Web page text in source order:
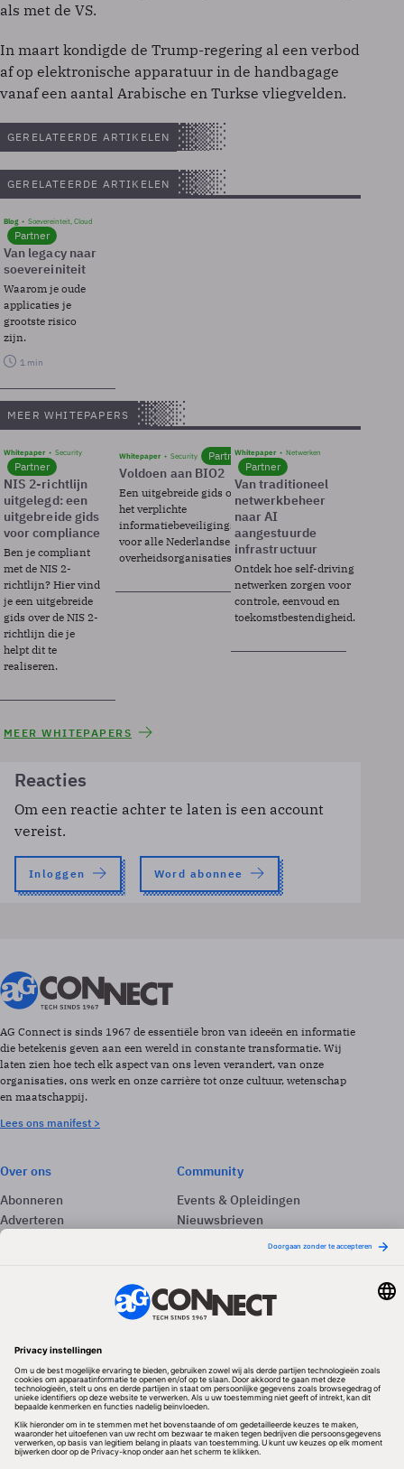
als met de VS.
In maart kondigde de Trump-regering al een verbod
af op elektronische apparatuur in de handbagage
vanaf een aantal Arabische en Turkse vliegvelden.
GERELATEERDE ARTIKELEN
GERELATEERDE ARTIKELEN
Blog Soevereinteit, Cloud
Partner
Van legacy naar
soevereiniteit
Waarom je oude
applicaties je
grootste risico
zijn.
1 min
MEER WHITEPAPERS
Whitepaper Security
Partner
NIS 2-richtlijn
uitgelegd: een
uitgebreide gids
voor compliance
Ben je compliant
met de NIS 2-
richtlijn? Hier vind
je een uitgebreide
gids over de NIS 2-
richtlijn die je
helpt dit te
realiseren.
Whitepaper Security Partner
Voldoen aan BIO2
Een uitgebreide gids over BIO2,
het verplichte
informatiebeveiligingsframework
voor alle Nederlandse
overheidsorganisaties.
Whitepaper Netwerken
Partner
Van traditioneel
netwerkbeheer
naar AI
aangestuurde
infrastructuur
Ontdek hoe self-driving
netwerken zorgen voor
controle, eenvoud en
toekomstbestendigheid.
MEER WHITEPAPERS
Reacties
Om een reactie achter te laten is een account
vereist.
Inloggen Word abonnee
AG Connect is sinds 1967 de essentiële bron van ideeën en informatie
die betekenis geven aan een wereld in constante transformatie. Wij
laten zien hoe tech elk aspect van ons leven verandert, van onze
organisaties, ons werk en onze carrière tot onze cultuur, wetenschap
en maatschappij.
Lees ons manifest >
Over ons
Abonneren
Adverteren
Community
Events & Opleidingen
Nieuwsbrieven
Redactionele partner